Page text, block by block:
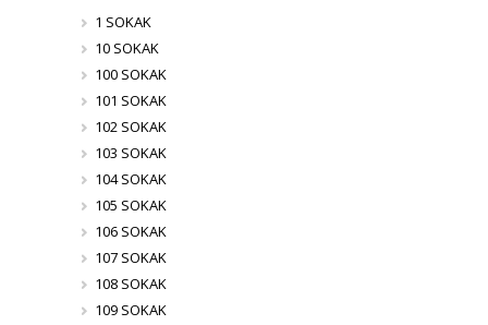
1 SOKAK
10 SOKAK
100 SOKAK
101 SOKAK
102 SOKAK
103 SOKAK
104 SOKAK
105 SOKAK
106 SOKAK
107 SOKAK
108 SOKAK
109 SOKAK